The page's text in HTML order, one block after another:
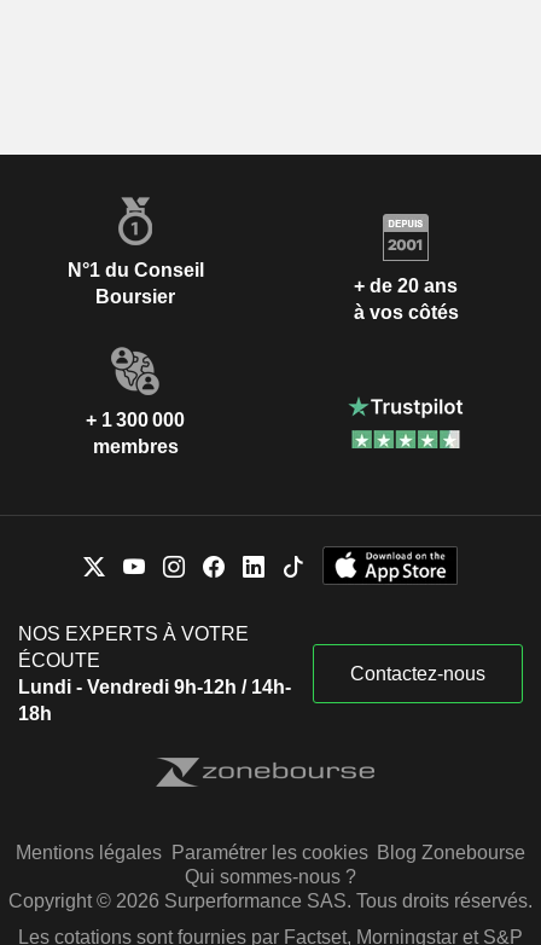
N°1 du Conseil
Boursier
+ de 20 ans
à vos côtés
+ 1 300 000
membres
NOS EXPERTS À VOTRE
ÉCOUTE
Lundi - Vendredi 9h-12h / 14h-
18h
Contactez-nous
Mentions légales Paramétrer les cookies Blog Zonebourse
Qui sommes-nous ?
Copyright © 2026 Surperformance SAS. Tous droits réservés.
Les cotations sont fournies par Factset, Morningstar et S&P